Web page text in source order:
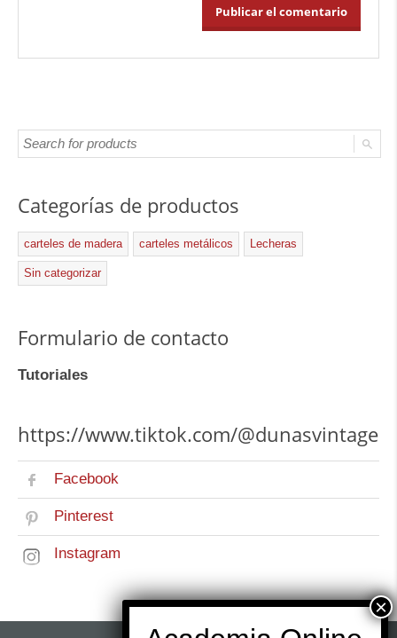
Categorías de productos
carteles de madera carteles metálicos Lecheras
Sin categorizar
Formulario de contacto
Tutoriales
https://www.tiktok.com/@dunasvintage
Facebook
Pinterest
Instagram